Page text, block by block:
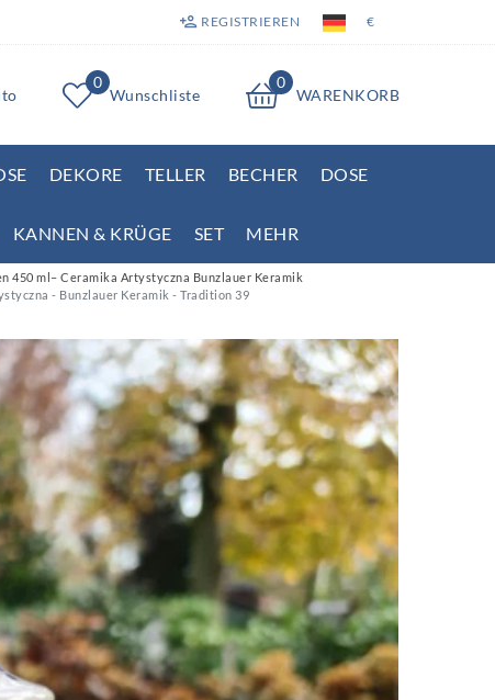
REGISTRIEREN €
0
Wunschliste
0
WARENKORB
DEKORE TELLER BECHER DOSE
KANNEN & KRÜGE SET MEHR
450 ml– Ceramika Artystyczna Bunzlauer Keramik
- Bunzlauer Keramik - Tradition 39